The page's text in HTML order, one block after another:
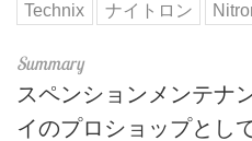
Technix
ナイトロン
スペンションメンテナ
イのプロショップとし